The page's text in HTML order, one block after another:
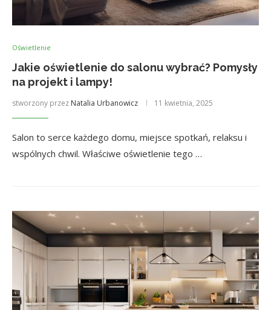
Oświetlenie
Jakie oświetlenie do salonu wybrać? Pomysły
na projekt i lampy!
stworzony przez Natalia Urbanowicz 11 kwietnia, 2025
Salon to serce każdego domu, miejsce spotkań, relaksu i
wspólnych chwil. Właściwe oświetlenie tego …